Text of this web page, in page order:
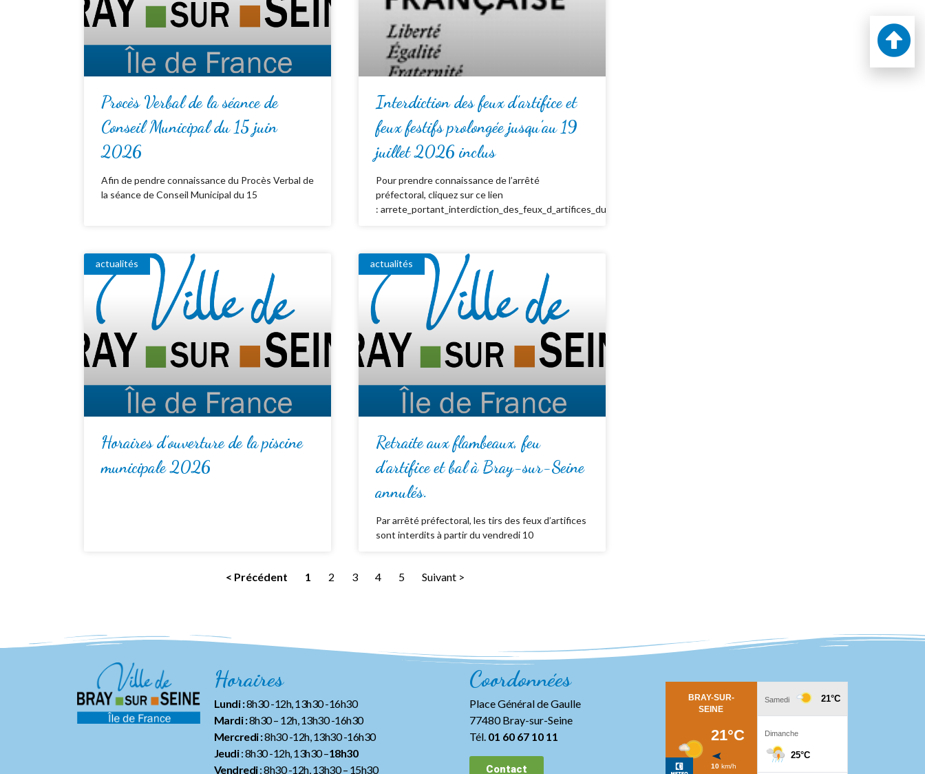
Procès Verbal de la séance de
Conseil Municipal du 15 juin
2026
Afin de pendre connaissance du Procès Verbal de
la séance de Conseil Municipal du 15
Interdiction des feux d’artifice et
feux festifs prolongée jusqu’au 19
juillet 2026 inclus
Pour prendre connaissance de l’arrêté
préfectoral, cliquez sur ce lien
: arrete_portant_interdiction_des_feux_d_artifices_du_15_au_19_juillet_2026
actualités
Horaires d’ouverture de la piscine
municipale 2026
actualités
Retraite aux flambeaux, feu
d’artifice et bal à Bray-sur-Seine
annulés.
Par arrêté préfectoral, les tirs des feux d’artifices
sont interdits à partir du vendredi 10
< Précédent 1 2 3 4 5 Suivant >
Horaires
Lundi :8h30 -12h, 13h30 -16h30
Mardi :8h30 – 12h, 13h30 -16h30
Mercredi :8h30 -12h, 13h30 -16h30
Jeudi: 8h30 -12h, 13h30 –18h30
Vendredi: 8h30 -12h, 13h30– 15h30
Coordonnées
Place Général de Gaulle
77480 Bray-sur-Seine
Tél. 01 60 67 10 11
Contact